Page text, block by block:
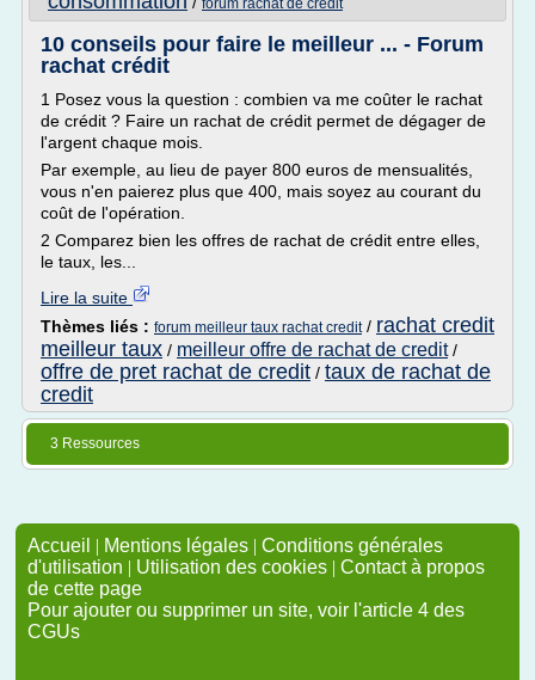
forum rachat de credit
10 conseils pour faire le meilleur ... - Forum
rachat crédit
1 Posez vous la question : combien va me coûter le rachat
de crédit ? Faire un rachat de crédit permet de dégager de
l'argent chaque mois.
Par exemple, au lieu de payer 800 euros de mensualités,
vous n'en paierez plus que 400, mais soyez au courant du
coût de l'opération.
2 Comparez bien les offres de rachat de crédit entre elles,
le taux, les...
Lire la suite
Thèmes liés : forum meilleur taux rachat credit/ rachat credit
meilleur taux / meilleur offre de rachat de credit/
offre de pret rachat de credit / taux de rachat de
credit
3 Ressources
Accueil | Mentions légales | Conditions générales
d'utilisation | Utilisation des cookies | Contact à propos
de cette page
Pour ajouter ou supprimer un site, voir l'article 4 des
CGUs